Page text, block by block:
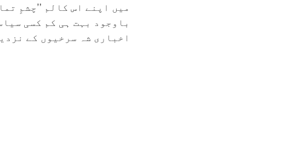
میں اپنے اس کالم ’’چشمِ
باوجود بہت ہی کم کسی
اخباری شہ سرخیوں کے